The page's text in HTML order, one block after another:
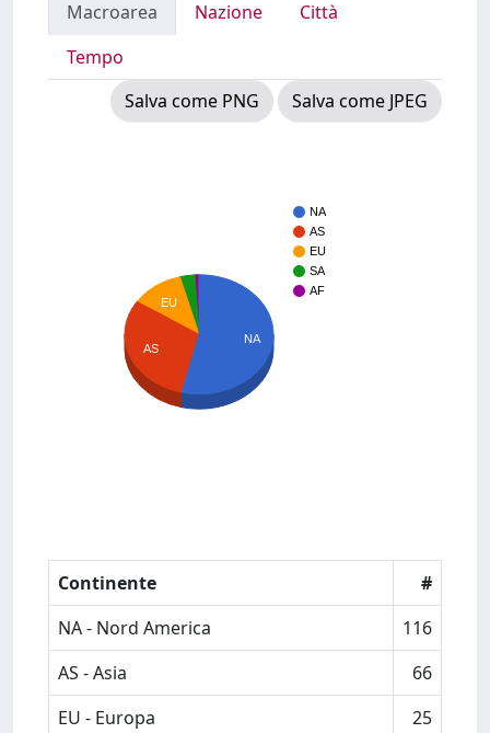
Macroarea Nazione
Città
Tempo
Salva come PNG
Salva come JPEG
NA
AS
EU
SA
AF
EU
AS
NA
Continente
#
NA - Nord America
116
AS - Asia
66
EU - Europa
25